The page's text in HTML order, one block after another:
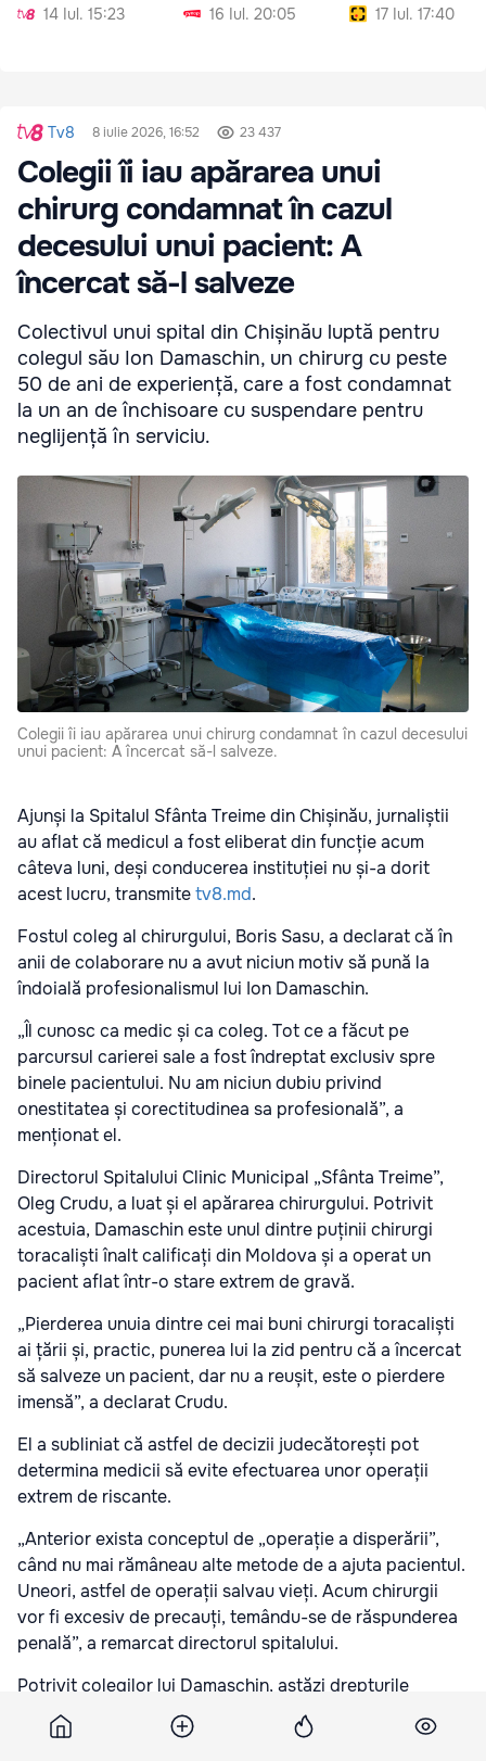
14 Iul. 15:23
16 Iul. 20:05
17 Iul. 17:40
Tv8 8 iulie 2026, 16:52 23 437
Colegii îi iau apărarea unui
chirurg condamnat în cazul
decesului unui pacient: A
încercat să-l salveze
Colectivul unui spital din Chișinău luptă pentru
colegul său Ion Damaschin, un chirurg cu peste
50 de ani de experiență, care a fost condamnat
la un an de închisoare cu suspendare pentru
neglijență în serviciu.
Colegii îi iau apărarea unui chirurg condamnat în cazul decesului
unui pacient: A încercat să-l salveze.
Ajunși la Spitalul Sfânta Treime din Chișinău, jurnaliștii
au aflat că medicul a fost eliberat din funcție acum
câteva luni, deși conducerea instituției nu și-a dorit
acest lucru, transmitetv8.md.
Fostul coleg al chirurgului, Boris Sasu, a declarat că în
anii de colaborare nu a avut niciun motiv să pună la
îndoială profesionalismul lui Ion Damaschin.
„Îl cunosc ca medic și ca coleg. Tot ce a făcut pe
parcursul carierei sale a fost îndreptat exclusiv spre
binele pacientului. Nu am niciun dubiu privind
onestitatea și corectitudinea sa profesională”, a
menționat el.
Directorul Spitalului Clinic Municipal „Sfânta Treime”,
Oleg Crudu, a luat și el apărarea chirurgului. Potrivit
acestuia, Damaschin este unul dintre puținii chirurgi
toracaliști înalt calificați din Moldova și a operat un
pacient aflat într-o stare extrem de gravă.
„Pierderea unuia dintre cei mai buni chirurgi toracaliști
ai țării și, practic, punerea lui la zid pentru că a încercat
să salveze un pacient, dar nu a reușit, este o pierdere
imensă”, a declarat Crudu.
El a subliniat că astfel de decizii judecătorești pot
determina medicii să evite efectuarea unor operații
extrem de riscante.
„Anterior exista conceptul de „operație a disperării”,
când nu mai rămâneau alte metode de a ajuta pacientul.
Uneori, astfel de operații salvau vieți. Acum chirurgii
vor fi excesiv de precauți, temându-se de răspunderea
penală”, a remarcat directorul spitalului.
Potrivit colegilor lui Damaschin, astăzi drepturile
pacienților sunt protejate mult mai larg decât drepturile
medicilor, în timp ce chirurgul, intrând în sala de